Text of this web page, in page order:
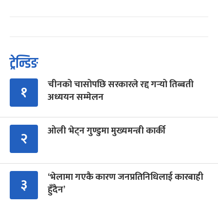
ट्रेन्डिङ
१
चीनको चासोपछि सरकारले रद्द गर्‍यो तिब्बती
अध्ययन सम्मेलन
२ ओली भेट्न गुण्डुमा मुख्यमन्त्री कार्की
३
‘भेलामा गएकै कारण जनप्रतिनिधिलाई कारबाही
हुँदैन’